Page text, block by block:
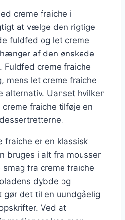
creme fraiche i
at vælge den rigtige
fuldfed og let creme
af den ønskede
Fuldfed creme fraiche
mens let creme fraiche
alternativ. Uanset hvilken
fraiche tilføje en
fraiche er en klassisk
bruges i alt fra mousser
smag fra creme fraiche
dybde og
gør det til en uundgåelig
Ved at